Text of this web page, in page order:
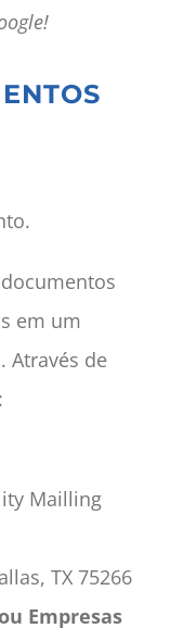
em um
Através de
Mailling
TX 75266
Empresas